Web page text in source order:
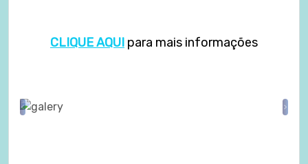
CLIQUE AQUI para mais informações
Previous